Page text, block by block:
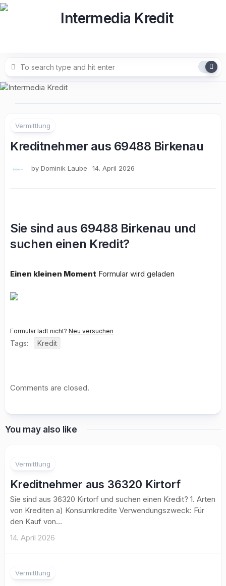
Skip
Vermittlung
Kreditnehmer aus 69488 Birkenau
by Dominik Laube 14. April 2026
Sie sind aus 69488 Birkenau und
suchen einen Kredit?
Einen kleinen Moment Formular wird geladen
Formular lädt nicht? Neu versuchen
Tags: Kredit
Comments are closed.
You may also like
Vermittlung
Kreditnehmer aus 36320 Kirtorf
Sie sind aus 36320 Kirtorf und suchen einen Kredit? 1. Arten
von Krediten a) Konsumkredite Verwendungszweck: Für
den Kauf von...
14. April 2026
Vermittlung